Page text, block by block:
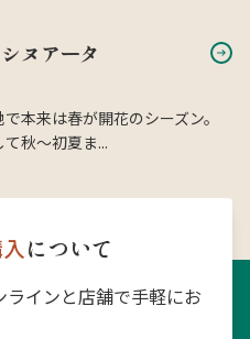
ヌアータ
本来は春が開花のシーズン。
秋〜初夏ま...
について
インと店舗で手軽にお